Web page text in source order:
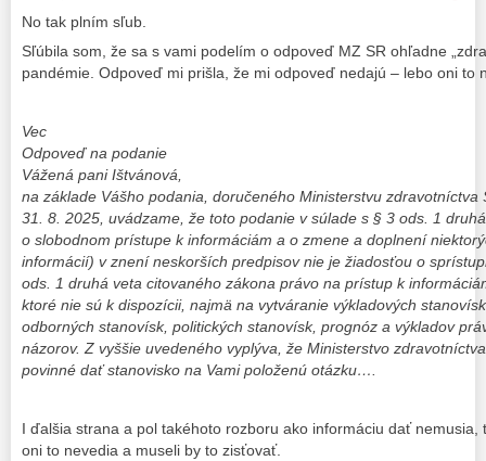
No tak plním sľub.
Sľúbila som, že sa s vami podelím o odpoveď MZ SR ohľadne
pandémie. Odpoveď mi prišla, že mi odpoveď nedajú – lebo oni to
Vec
Odpoveď na podanie
Vážená pani Ištvánová,
na základe Vášho podania, doručeného Ministerstvu zdravotníctva
31. 8. 2025, uvádzame, že toto podanie v súlade s § 3 ods. 1
o slobodnom prístupe k informáciám a o zmene a doplnení
informácií) v znení neskorších predpisov nie je žiadosťou o
ods. 1 druhá veta citovaného zákona právo na prístup k
ktoré nie sú k dispozícii, najmä na vytváranie výkladových
odborných stanovísk, politických stanovísk, prognóz a výkladov
názorov. Z vyššie uvedeného vyplýva, že Ministerstvo
povinné dať stanovisko na Vami položenú otázku….
I ďalšia strana a pol takéhoto rozboru ako informáciu dať
oni to nevedia a museli by to zisťovať.